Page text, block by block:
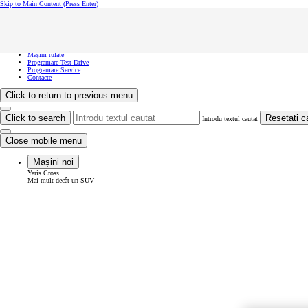
Skip to Main Content (Press Enter)
Mașini rulate
Programare Test Drive
Programare Service
Contacte
Click to return to previous menu
Click to search Introdu textul cautat Resetati
Close mobile menu
Mașini noi
Yaris Cross
Mai mult decât un SUV